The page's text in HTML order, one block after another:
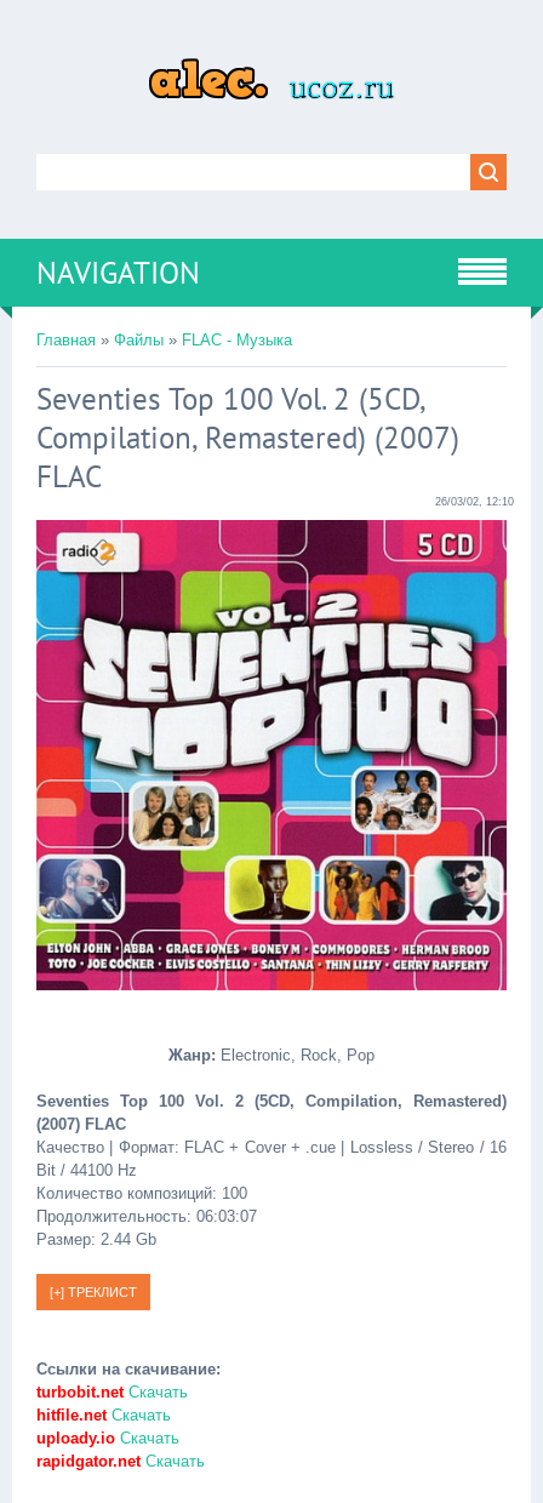
NAVIGATION
Главная » Файлы » FLAC - Музыка
Seventies Top 100 Vol. 2 (5CD,
Compilation, Remastered) (2007)
FLAC
26/03/02, 12:10
Жанр: Electronic, Rock, Pop
Seventies Top 100 Vol. 2 (5CD, Compilation, Remastered)
(2007) FLAC
Качество | Формат: FLAC + Cover + .cue | Lossless / Stereo / 16
Bit / 44100 Hz
Количество композиций: 100
Продолжительность: 06:03:07
Размер: 2.44 Gb
Ссылки на скачивание:
turbobit.netСкачать
hitfile.netСкачать
uploady.io Скачать
rapidgator.netСкачать